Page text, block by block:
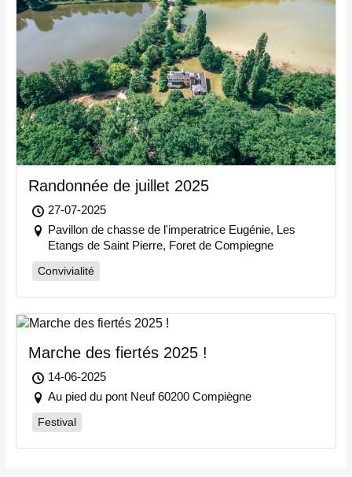
Randonnée de juillet 2025
27-07-2025
Pavillon de chasse de l'imperatrice Eugénie, Les
Etangs de Saint Pierre, Foret de Compiegne
Convivialité
Marche des fiertés 2025 !
14-06-2025
Au pied du pont Neuf 60200 Compiègne
Festival